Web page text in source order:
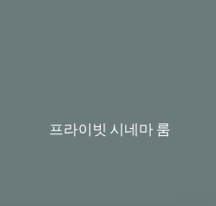
프라이빗 시네마 룸